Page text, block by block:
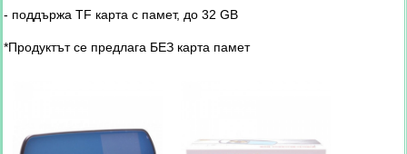
- поддържа TF карта с памет, до 32 GB
*Продуктът се предлага БЕЗ карта памет